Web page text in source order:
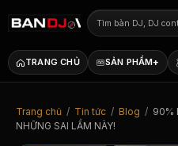
TRANG CHỦ SẢN PHẨM+
Trang chủ / Tin tức / Blog / 90%
NHỮNG SAI LẦM NÀY!